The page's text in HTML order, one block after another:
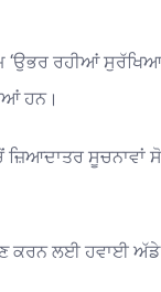
‘ਉਭਰ ਰਹੀਆਂ
ਹਨ।
ਸੂਚਨਾਵਾਂ
ਲਈ ਹਵਾਈ ਅੱਡੇ